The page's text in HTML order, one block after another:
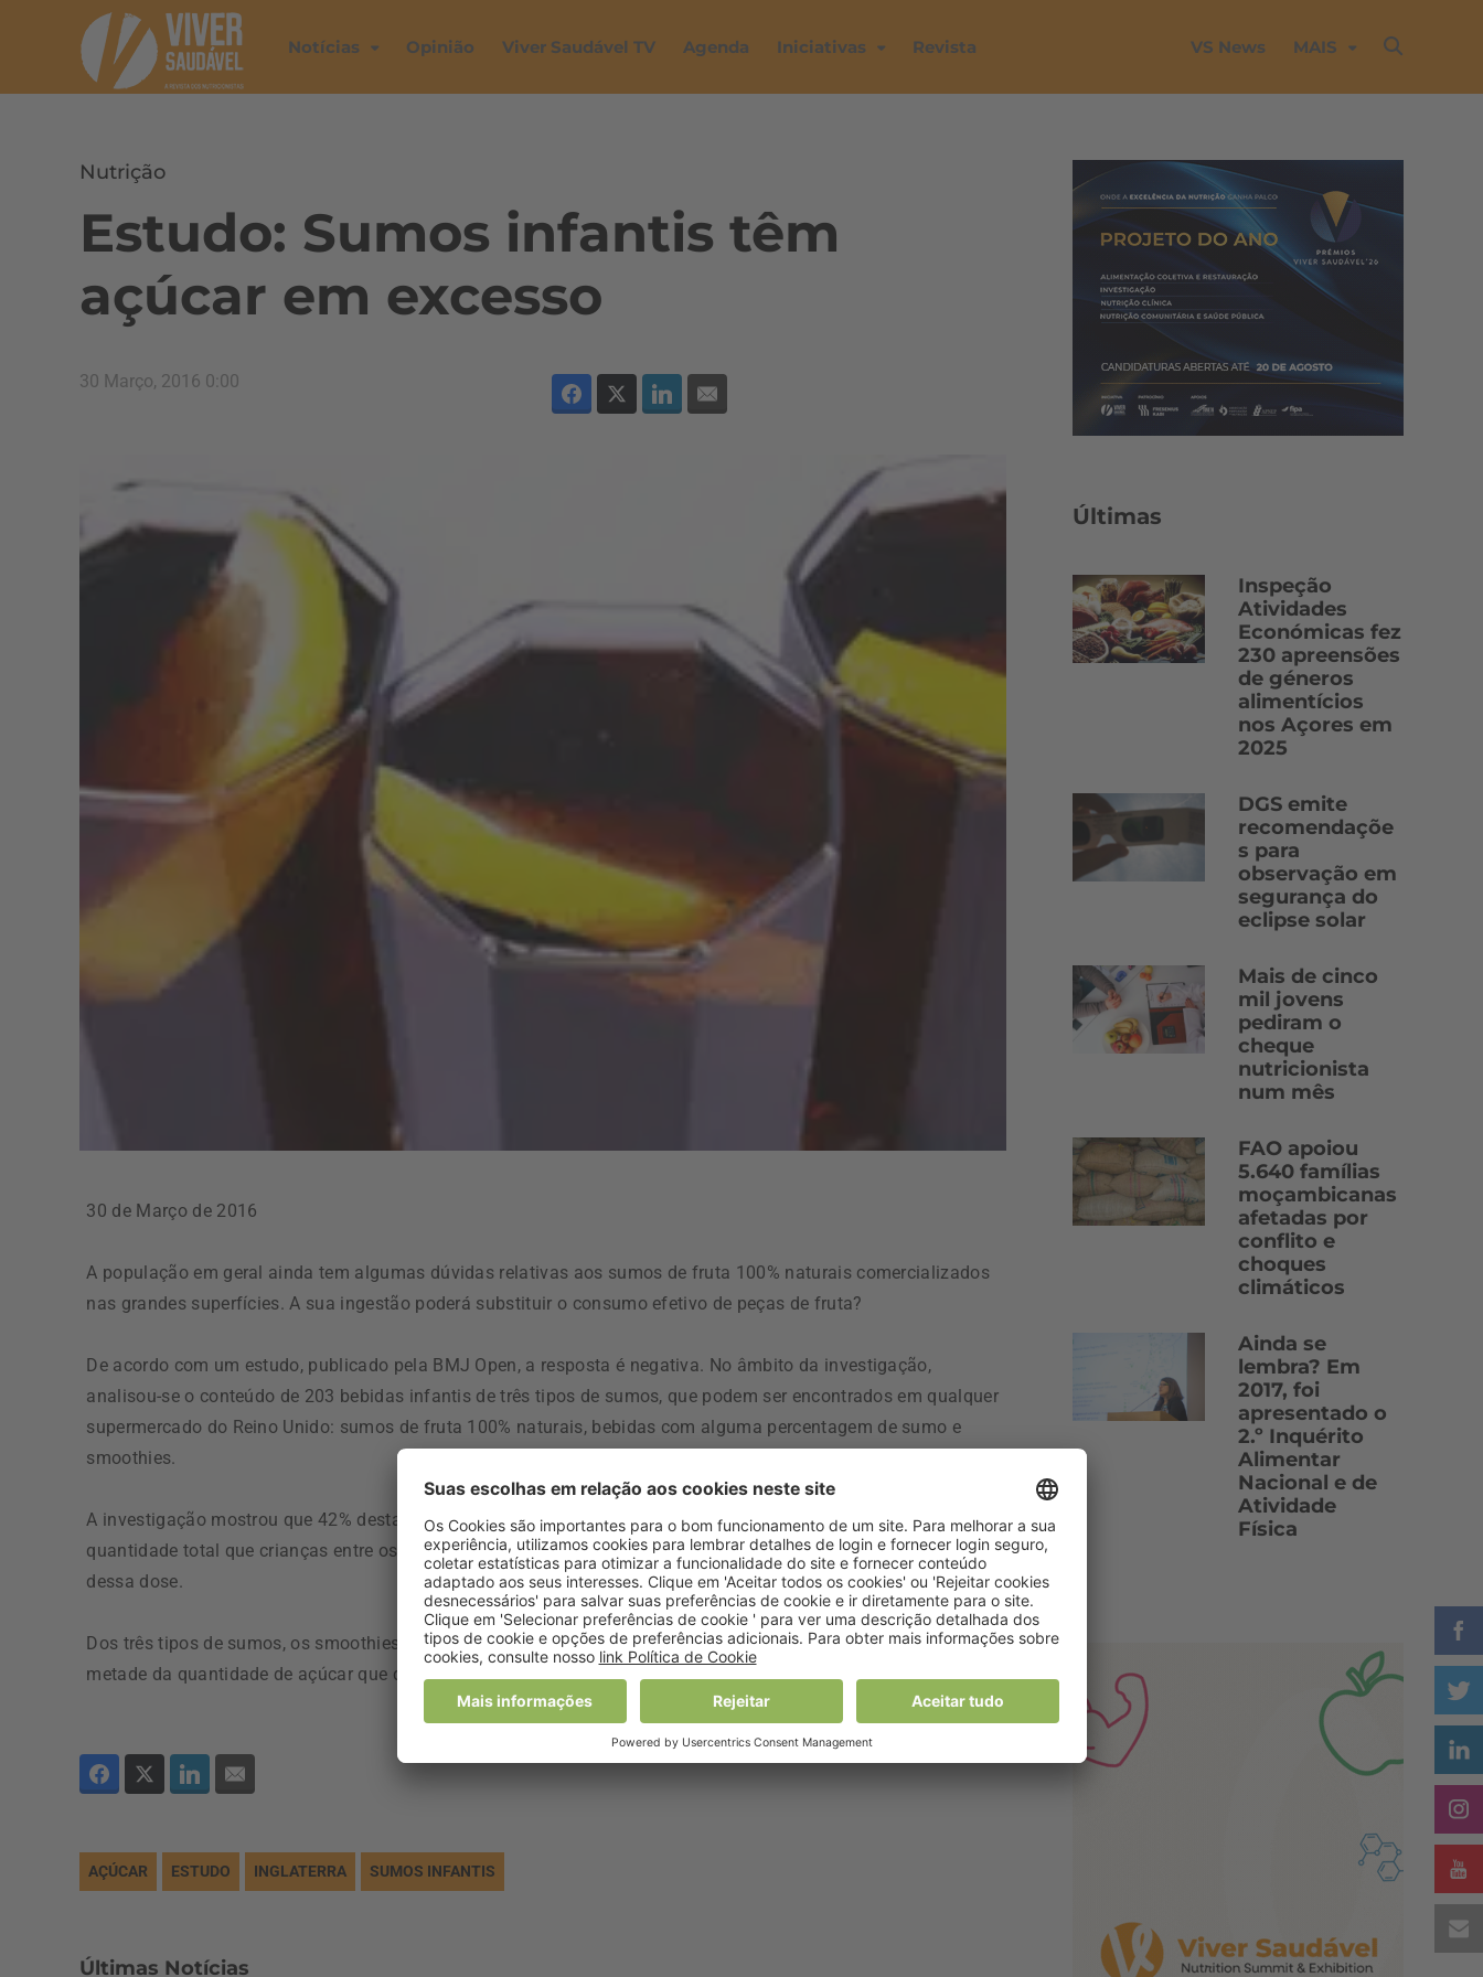
Notícias Opinião Viver Saudável TV Agenda Iniciativas Revista VS News MAIS
Nutrição
Estudo: Sumos infantis têm
açúcar em excesso
30 Março, 2016 0:00
30 de Março de 2016
A população em geral ainda tem algumas dúvidas relativas aos sumos de fruta 100% naturais comercializados
nas grandes superfícies. A sua ingestão poderá substituir o consumo efetivo de peças de fruta?
De acordo com um estudo, publicado pela BMJ Open, a resposta é negativa. No âmbito da investigação,
analisou-se o conteúdo de 203 bebidas infantis de três tipos de sumos, que podem ser encontrados em qualquer
supermercado do Reino Unido: sumos de fruta 100% naturais, bebidas com alguma percentagem de sumo e
smoothies.
A investigação mostrou que 42% destas bebidas contêm uma quantidade de açúcar igual ou superior à
quantidade total que crianças entre os 4 e os 6 anos devem consumir num só dia. Já 63% continha metade
dessa dose.
Dos três tipos de sumos, os smoothies eram os que tinham mais açúcar. Os sumos 100% naturais continham
metade da quantidade de açúcar que deve ser consumida num só dia, noticiou o portal “NiT”.
AÇÚCAR ESTUDO INGLATERRA SUMOS INFANTIS
Últimas Notícias
Últimas
Inspeção
Atividades
Económicas fez
230 apreensões
de géneros
alimentícios
nos Açores em
2025
DGS emite
recomendaçõe
s para
observação em
segurança do
eclipse solar
Mais de cinco
mil jovens
pediram o
cheque
nutricionista
num mês
FAO apoiou
5.640 famílias
moçambicanas
afetadas por
conflito e
choques
climáticos
Ainda se
lembra? Em
2017, foi
apresentado o
2.º Inquérito
Alimentar
Nacional e de
Atividade
Física